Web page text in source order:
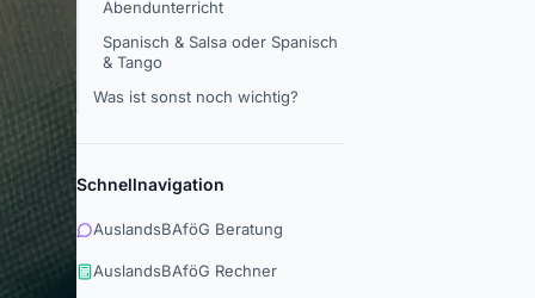
Abendunterricht
Spanisch & Salsa oder Spanisch
& Tango
Was ist sonst noch wichtig?
Schnellnavigation
AuslandsBAföG Beratung
AuslandsBAföG Rechner